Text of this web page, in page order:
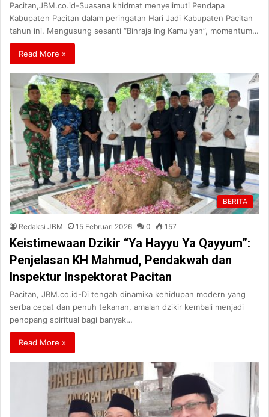
Pacitan,JBM.co.id-Suasana khidmat menyelimuti Pendapa
Kabupaten Pacitan dalam peringatan Hari Jadi Kabupaten Pacitan
tahun ini. Mengusung sesanti “Binraja Ing Kamulyan”, momentum…
Read More »
BERITA
Redaksi JBM 15 Februari 2026 0 157
Keistimewaan Dzikir “Ya Hayyu Ya Qayyum”:
Penjelasan KH Mahmud, Pendakwah dan
Inspektur Inspektorat Pacitan
Pacitan, JBM.co.id-Di tengah dinamika kehidupan modern yang
serba cepat dan penuh tekanan, amalan dzikir kembali menjadi
penopang spiritual bagi banyak…
Read More »